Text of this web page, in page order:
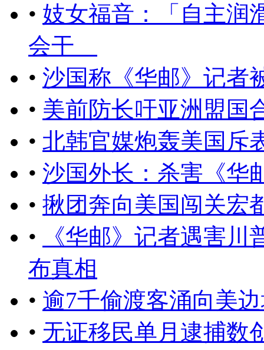
• 妓女福音：「自主润
会干
• 沙国称《华邮》记者
• 美前防长吁亚洲盟国
• 北韩官媒炮轰美国斥
• 沙国外长：杀害《华
• 揪团奔向美国闯关宏
•
《华邮》记者遇害
布真相
• 逾7千偷渡客涌向美
• 无证移民单月逮捕数